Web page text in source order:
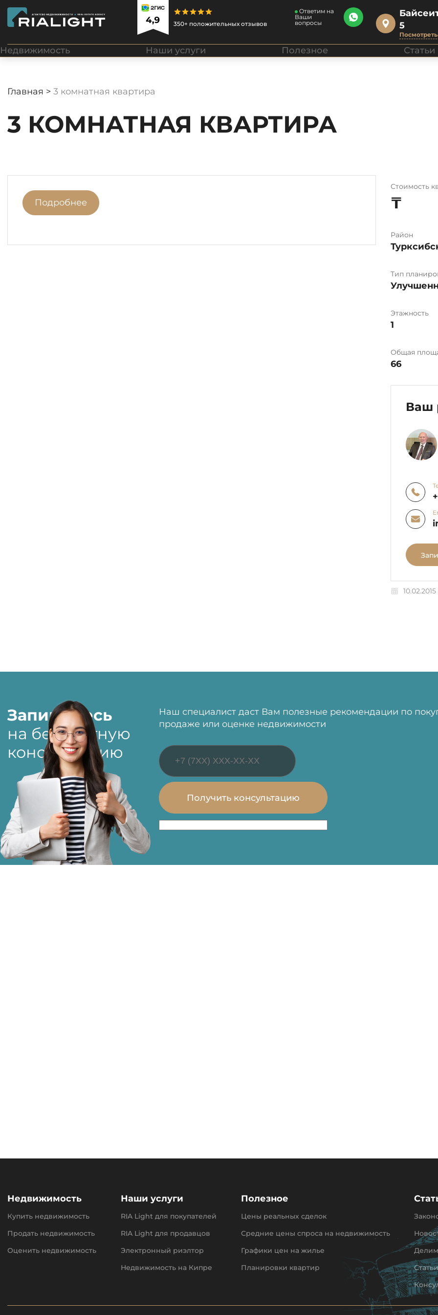
350+ положительных отзывов
Ответим на
Ваши
вопросы
5
Недвижимость Наши услуги Полезное Статьи
Главная > 3 комнатная квартира
3 КОМНАТНАЯ КВАРТИРА
Подробнее
Стоимость
₸
Район
Тип
Этажность
1
Общая
66
Ваш
10.02.2015
Запишитесь
на бесплатную
консультацию
Наш специалист даст Вам полезные рекомендации по
продаже или оценке недвижимости
Недвижимость
Купить недвижимость
Продать недвижимость
Оценить недвижимость
Наши услуги
RIA Light для покупателей
RIA Light для продавцов
Электронный риэлтор
Недвижимость на Кипре
Полезное
Цены реальных сделок
Средние цены спроса на недвижимость
Графики цен на жилье
Планировки квартир